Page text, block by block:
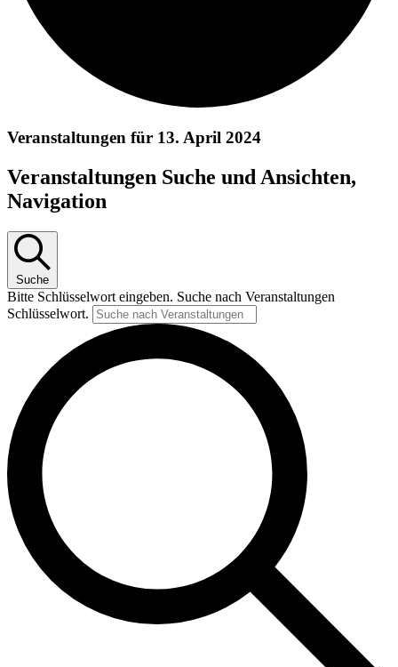
Veranstaltungen für 13. April 2024
Veranstaltungen Suche und Ansichten,
Navigation
Suche
Bitte Schlüsselwort eingeben. Suche nach Veranstaltungen
Schlüsselwort.